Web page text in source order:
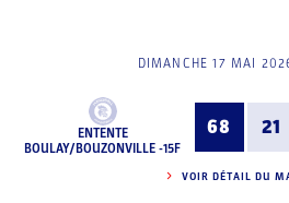
DIMANCHE 17 MAI
ENTENTE
BOULAY/BOUZONVILLE -15F
68 21
VOIR DÉTAIL DU